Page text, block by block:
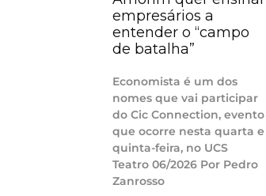
empresários a
entender o “campo
de batalha”
Economista é um dos
nomes que vai participar
do Cic Connection, evento
que ocorre nesta quarta e
quinta-feira, no UCS
Teatro 06/2026 Por Pedro
Zanrosso